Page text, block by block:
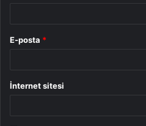
E-posta *
İnternet sitesi